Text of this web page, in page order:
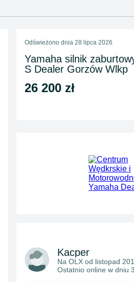
Odświeżono dnia 28 lipca 2026
Yamaha silnik
S Dealer Gorzów Wlkp
26 200 zł
Kacper
Na OLX od listopad
Ostatnio online w dniu